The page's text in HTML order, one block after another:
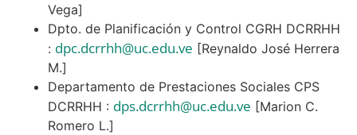
Vega]
Dpto. de Planificación y Control CGRH DCRRHH
: dpc.dcrrhh@uc.edu.ve [Reynaldo José Herrera
M.]
Departamento de Prestaciones Sociales CPS
DCRRHH : dps.dcrrhh@uc.edu.ve [Marion C.
Romero L.]